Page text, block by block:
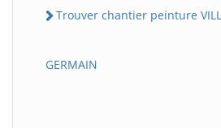
Trouver chantier peinture
GERMAIN